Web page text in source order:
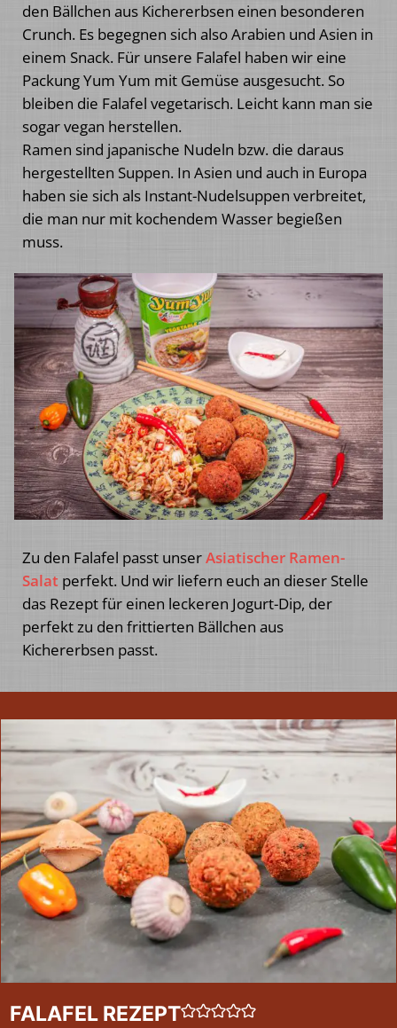
den Bällchen aus Kichererbsen einen besonderen
Crunch. Es begegnen sich also Arabien und Asien in
einem Snack. Für unsere Falafel haben wir eine
Packung Yum Yum mit Gemüse ausgesucht. So
bleiben die Falafel vegetarisch. Leicht kann man sie
sogar vegan herstellen.
Ramen sind japanische Nudeln bzw. die daraus
hergestellten Suppen. In Asien und auch in Europa
haben sie sich als Instant-Nudelsuppen verbreitet,
die man nur mit kochendem Wasser begießen
muss.
Zu den Falafel passt unserAsiatischer Ramen-
Salat perfekt. Und wir liefern euch an dieser Stelle
das Rezept für einen leckeren Jogurt-Dip, der
perfekt zu den frittierten Bällchen aus
Kichererbsen passt.
FALAFEL REZEPT